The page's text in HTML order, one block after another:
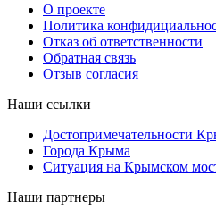
О проекте
Политика
Отказ об ответственности
Обратная связь
Отзыв согласия
Наши ссылки
Достопримечательности
Города Крыма
Ситуация на Крымском
Наши партнеры